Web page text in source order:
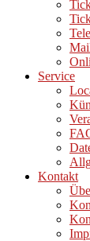
Service
Kontakt